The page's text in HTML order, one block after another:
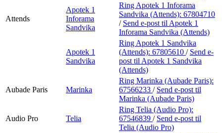
Attends
Apotek 1
Inforama
Sandvika
Ring Apotek 1 Inforama
Sandvika (Attends): 67804710
/ Send e-post til Apotek 1
Inforama Sandvika (Attends)
Apotek 1
Sandvika
Ring Apotek 1 Sandvika
(Attends): 67805610 / Send e-
post til Apotek 1 Sandvika
(Attends)
Aubade Paris Marinka
Ring Marinka (Aubade Paris):
67566233 / Send e-post til
Marinka (Aubade Paris)
Audio Pro Telia
Ring Telia (Audio Pro):
67546839 / Send e-post til
Telia (Audio Pro)